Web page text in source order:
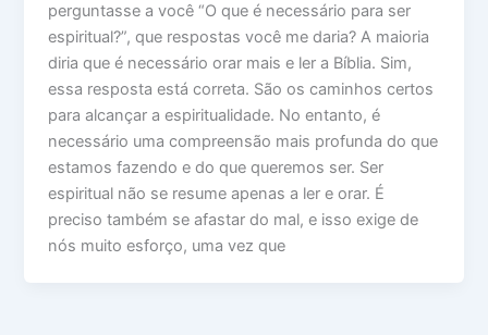
perguntasse a você “O que é necessário para ser
espiritual?”, que respostas você me daria? A maioria
diria que é necessário orar mais e ler a Bíblia. Sim,
essa resposta está correta. São os caminhos certos
para alcançar a espiritualidade. No entanto, é
necessário uma compreensão mais profunda do que
estamos fazendo e do que queremos ser. Ser
espiritual não se resume apenas a ler e orar. É
preciso também se afastar do mal, e isso exige de
nós muito esforço, uma vez que